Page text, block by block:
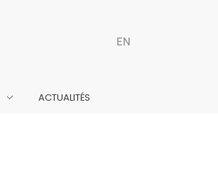
EN
ACTUALITÉS